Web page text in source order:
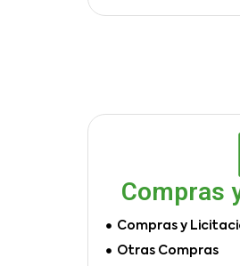
Compras
Compras y
Otras Compras